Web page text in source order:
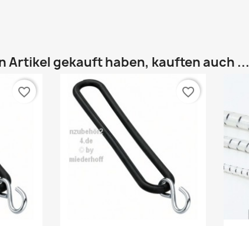
Artikel gekauft haben, kauften auch ...
favorite_border favorite_border